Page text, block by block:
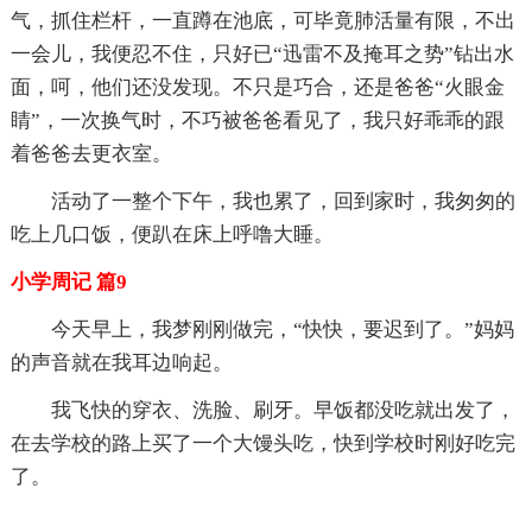
气，抓住栏杆，一直蹲在池底，可毕竟肺活量有限，不出
一会儿，我便忍不住，只好已“迅雷不及掩耳之势”钻出水
面，呵，他们还没发现。不只是巧合，还是爸爸“火眼金
睛”，一次换气时，不巧被爸爸看见了，我只好乖乖的跟
着爸爸去更衣室。
活动了一整个下午，我也累了，回到家时，我匆匆的
吃上几口饭，便趴在床上呼噜大睡。
小学周记 篇9
今天早上，我梦刚刚做完，“快快，要迟到了。”妈妈
的声音就在我耳边响起。
我飞快的穿衣、洗脸、刷牙。早饭都没吃就出发了，
在去学校的路上买了一个大馒头吃，快到学校时刚好吃完
了。